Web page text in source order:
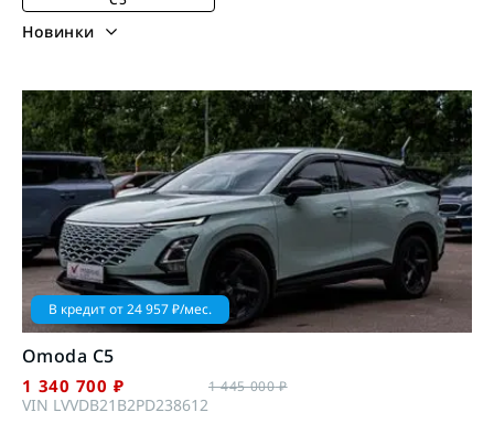
Новинки
В кредит от24 957₽/мес.
Omoda C5
1 340 700 ₽
VIN LVVDB21B2PD238612
1 445 000₽